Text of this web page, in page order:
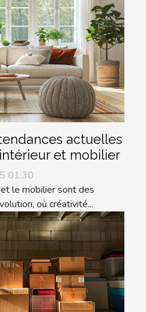
actuelles
et mobilier
01:30
le mobilier sont des
où créativité...